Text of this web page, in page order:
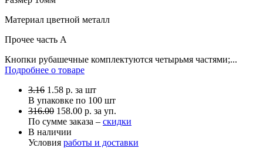
Материал цветной металл
Прочее часть A
Кнопки рубашечные комплектуются четырьмя частями;...
Подробнее о товаре
3.16 1.58 р. за шт
В упаковке по 100 шт
316.00 158.00 р. за уп.
По сумме заказа – скидки
В наличии
Условия работы и доставки